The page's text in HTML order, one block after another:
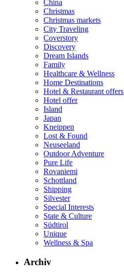
China
Christmas
Christmas markets
City Traveling
Coverstory
Discovery
Dream Islands
Family
Healthcare & Wellness
Home Destinations
Hotel & Restaurant offers
Hotel offer
Island
Japan
Kneippen
Lost & Found
Neuseeland
Outdoor Adventure
Pure Life
Rovaniemi
Schottland
Shipping
Silvester
Special Interests
State & Culture
Südtirol
Unique
Wellness & Spa
Archiv